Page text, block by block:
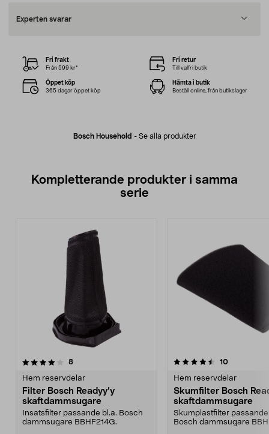
Experten svarar
Bosch Household - Se alla produkter
Fri frakt
Från 599 kr*
Fri retur
Till valfri butik
Öppet köp
365 dagar öppet köp
Hämta i butik
Beställ online, från butikslager
Kompletterande produkter i samma
serie
8recensioner
Hem reservdelar
Filter Bosch Readyy’y
skaftdammsugare
Insatsfilter passande bl.a. Bosch
dammsugare BBHF214G.
4.5av 5 stjärnor 10recensioner
Hem reservdelar
Skumfilter Bosch
skaftdammsugare
Skumplastfilter passande
Bosch dammsugare